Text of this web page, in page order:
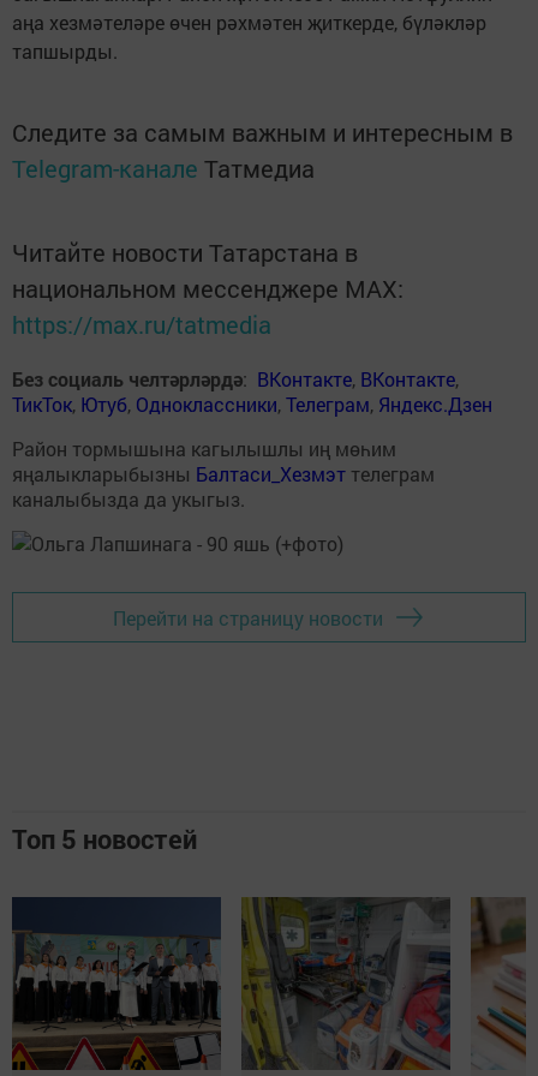
аңа хезмәтеләре өчен рәхмәтен җиткерде, бүләкләр
тапшырды.
Следите за самым важным и интересным в
Telegram-канале Татмедиа
Читайте новости Татарстана в
национальном мессенджере MАХ:
https://max.ru/tatmedia
Без социаль челтәрләрдә: ВКонтакте, ВКонтакте,
ТикТок, Ютуб, Одноклассники,Телеграм, Яндекс.Дзен
Район тормышына кагылышлы иң мөһим
яңалыкларыбызны Балтаси_Хезмэт телеграм
каналыбызда да укыгыз.
Перейти на страницу новости
Топ 5 новостей